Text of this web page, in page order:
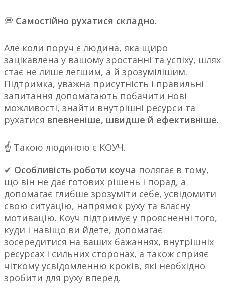
💭 Самостійно рухатися складно.
Але коли поруч є людина, яка щиро
зацікавлена у вашому зростанні та успіху, шлях
стає не лише легшим, а й зрозумілішим.
Підтримка, уважна присутність і правильні
запитання допомагають побачити нові
можливості, знайти внутрішні ресурси та
рухатися впевненіше, швидше й ефективніше.
☝️ Такою людиною є КОУЧ.
✔ Особливість роботи коуча полягає в тому,
що він не дає готових рішень і порад, а
допомагає глибше зрозуміти себе, усвідомити
свою ситуацію, напрямок руху та власну
мотивацію. Коуч підтримує у проясненні того,
куди і навіщо ви йдете, допомагає
зосередитися на ваших бажаннях, внутрішніх
ресурсах і сильних сторонах, а також сприяє
чіткому усвідомленню кроків, які необхідно
зробити для руху вперед.